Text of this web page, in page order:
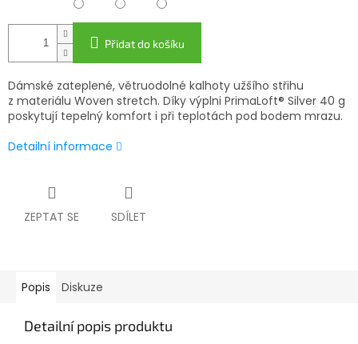
Přidat do košíku
Dámské zateplené, větruodolné kalhoty užšího střihu
z materiálu Woven stretch. Díky výplni PrimaLoft® Silver 40 g
poskytují tepelný komfort i při teplotách pod bodem mrazu.
Detailní informace
ZEPTAT SE SDÍLET
Popis Diskuze
Detailní popis produktu